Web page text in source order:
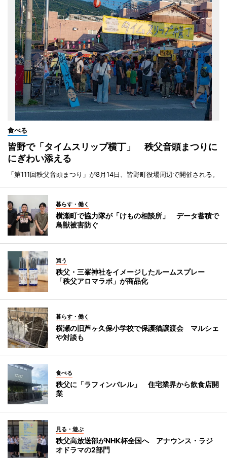
食べる
皆野で「タイムスリップ横丁」 秩父音頭まつりに
にぎわい添える
「第111回秩父音頭まつり」が8月14日、皆野町役場周辺で開催される。
暮らす・働く
横瀬町で協力隊が「けもの相談所」 データ蓄積で
鳥獣被害防ぐ
買う
秩父・三峯神社をイメージしたルームスプレー
「秩父アロマラボ」が商品化
暮らす・働く
横瀬の旧芦ヶ久保小学校で保護猫譲渡会 マルシェ
や対談も
食べる
秩父に「ラフィンバレル」 住宅業界から飲食店開
業
見る・遊ぶ
秩父高放送部がNHK杯全国へ アナウンス・ラジ
オドラマの2部門